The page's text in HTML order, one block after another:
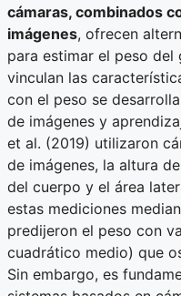
cámaras, combinados
imágenes, ofrecen
para estimar el peso
vinculan las
con el peso se
de imágenes y
et al. (2019) utilizaron
de imágenes, la altura
del cuerpo y el área
estas mediciones
predijeron el peso con
cuadrático medio) que
Sin embargo, es